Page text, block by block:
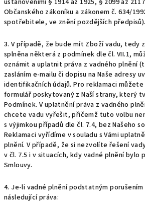
ustanoveními § 1914 až 1925, § 2099 až
Občanského zákoníku a zákonem č. 634/
spotřebitele, ve znění pozdějších předpisů).
3. V případě, že bude mít Zboží vadu, tedy
splněna některá z podmínek dle čl. VII.1,
oznámit a uplatnit práva z vadného plnění
zasláním e-mailu či dopisu na Naše adresy
identifikačních údajů. Pro reklamaci
formulář poskytovaný z Naší strany, který
Podmínek. V uplatnění práva z vadného
chcete vadu vyřešit, přičemž tuto volbu
s výjimkou případů dle čl. 7.4, bez Našeho
Reklamaci vyřídíme v souladu s Vámi
plnění. V případě, že si nezvolíte řešení
v čl. 7.5 i v situacích, kdy vadné plnění bylo
Smlouvy.
4. Je-li vadné plnění podstatným
následující práva: